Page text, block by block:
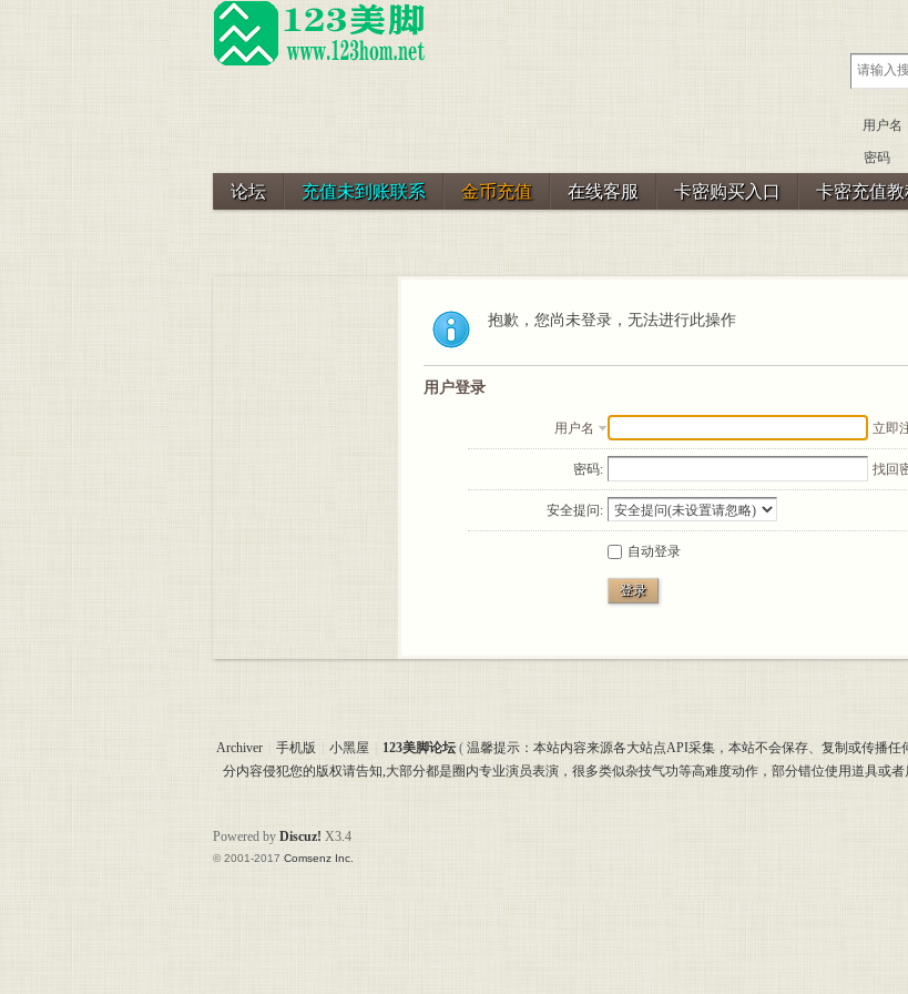
用户名
密码
论坛 充值未到账联系 金币充值 在线客服 卡密购买入口 卡密充值教
抱歉，您尚未登录，无法进行此操作
用户登录
用户名 立即
密码: 找回
安全提问:
自动登录
登录
Archiver 手机版 小黑屋 123美脚论坛 ( 温馨提示：本站内容来源各大站点API采集，本站不会保存、复制或传播
分内容侵犯您的版权请告知,大部分都是圈内专业演员表演，很多类似杂技气功等高难度动作，部分错位使用道具或
Powered by Discuz! X3.4
© 2001-2017 Comsenz Inc.